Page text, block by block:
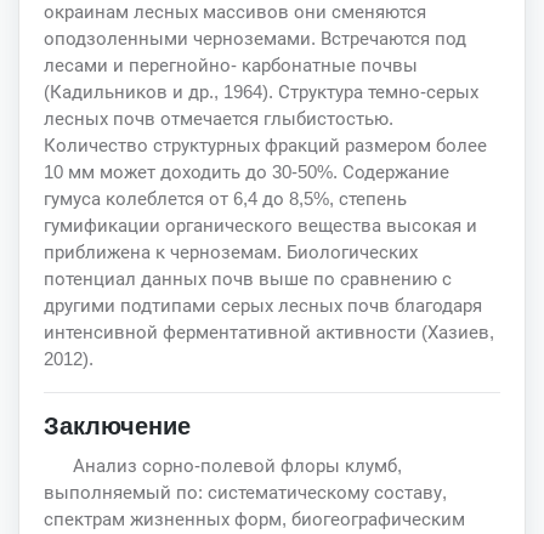
окраинам лесных массивов они сменяются
оподзоленными черноземами. Встречаются под
лесами и перегнойно- карбонатные почвы
(Кадильников и др., 1964). Структура темно-серых
лесных почв отмечается глыбистостью.
Количество структурных фракций размером более
10 мм может доходить до 30-50%. Содержание
гумуса колеблется от 6,4 до 8,5%, степень
гумификации органического вещества высокая и
приближена к черноземам. Биологических
потенциал данных почв выше по сравнению с
другими подтипами серых лесных почв благодаря
интенсивной ферментативной активности (Хазиев,
2012).
Заключение
Анализ сорно-полевой флоры клумб,
выполняемый по: систематическому составу,
спектрам жизненных форм, биогеографическим